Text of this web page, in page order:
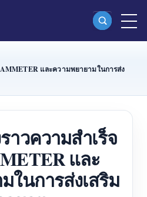
Fi แบบ Split Phase (WEM2067)
Fi สามเฟส (WEM3080T)
Fi สามเฟส (WEM3046T)
Fi สามเฟส (WEM3050T)
และความพยายามในการส่ง
าวความสำเร็จ
และ
ในการส่งเสริม